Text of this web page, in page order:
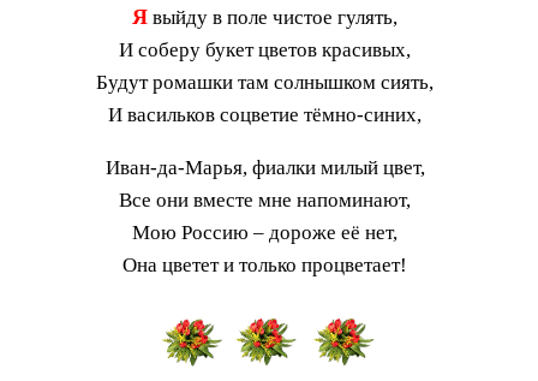
Я выйду в поле чистое гулять,
И соберу букет цветов красивых,
Будут ромашки там солнышком сиять,
И васильков соцветие тёмно-синих,
Иван-да-Марья, фиалки милый цвет,
Все они вместе мне напоминают,
Мою Россию – дороже её нет,
Она цветет и только процветает!